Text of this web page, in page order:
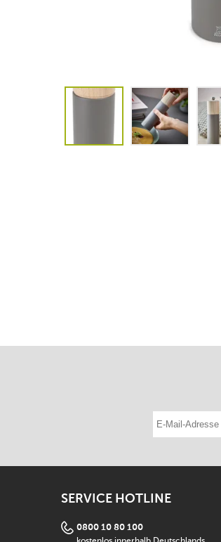
E-Mail-
SERVICE HOTLINE
0800 10 80 100